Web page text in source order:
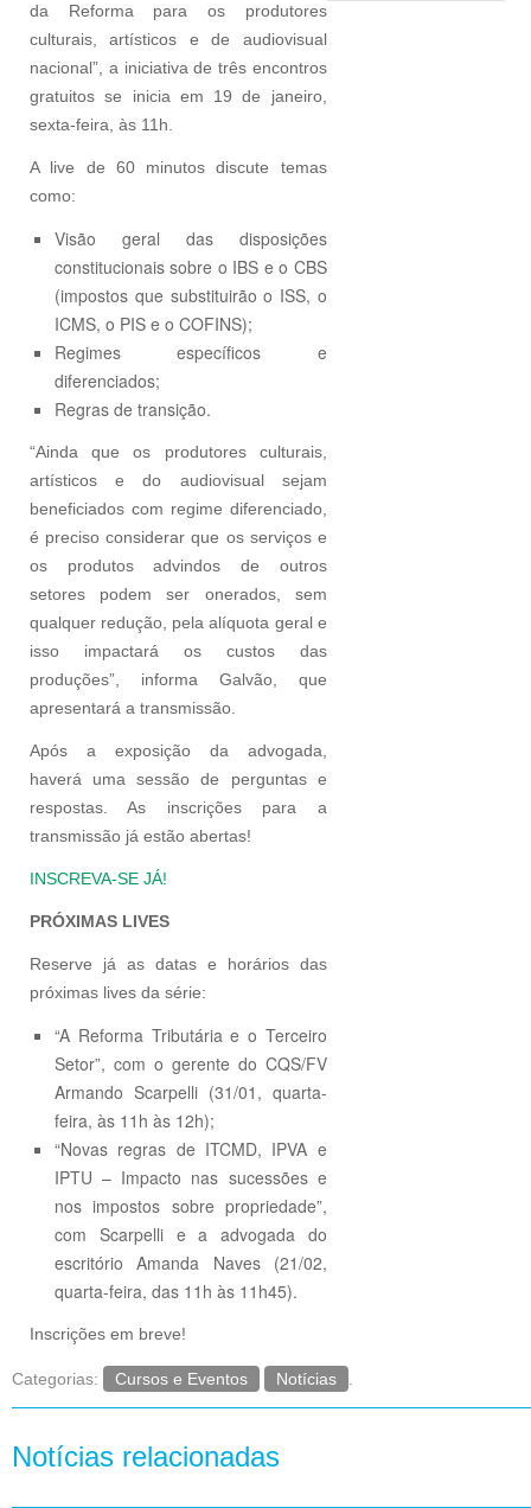
da Reforma para os produtores
culturais, artísticos e de audiovisual
nacional”, a iniciativa de três encontros
gratuitos se inicia em 19 de janeiro,
sexta-feira, às 11h.
A live de 60 minutos discute temas
como:
Visão geral das disposições
constitucionais sobre o IBS e o CBS
(impostos que substituirão o ISS, o
ICMS, o PIS e o COFINS);
⁠Regimes específicos e
diferenciados;
⁠Regras de transição.
“Ainda que os produtores culturais,
artísticos e do audiovisual sejam
beneficiados com regime diferenciado,
é preciso considerar que os serviços e
os produtos advindos de outros
setores podem ser onerados, sem
qualquer redução, pela alíquota geral e
isso impactará os custos das
produções”, informa Galvão, que
apresentará a transmissão.
Após a exposição da advogada,
haverá uma sessão de perguntas e
respostas. As inscrições para a
transmissão já estão abertas!
INSCREVA-SE JÁ!
PRÓXIMAS LIVES
Reserve já as datas e horários das
próximas lives da série:
“A Reforma Tributária e o Terceiro
Setor”, com o gerente do CQS/FV
Armando Scarpelli (31/01, quarta-
feira, às 11h às 12h);
“Novas regras de ITCMD, IPVA e
IPTU – Impacto nas sucessões e
nos impostos sobre propriedade”,
com Scarpelli e a advogada do
escritório Amanda Naves (21/02,
quarta-feira, das 11h às 11h45).
Inscrições em breve!
Categorias: Cursos e Eventos Notícias
Notícias relacionadas